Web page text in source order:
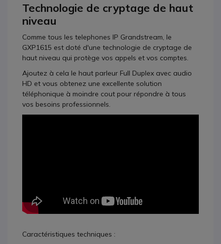
Technologie de cryptage de haut
niveau
Comme tous les telephones IP Grandstream, le
GXP1615 est doté d'une technologie de cryptage de
haut niveau qui protège vos appels et vos comptes.
Ajoutez à cela le haut parleur Full Duplex avec audio
HD et vous obtenez une excellente solution
téléphonique à moindre cout pour répondre à tous
vos besoins professionnels.
Caractéristiques techniques :